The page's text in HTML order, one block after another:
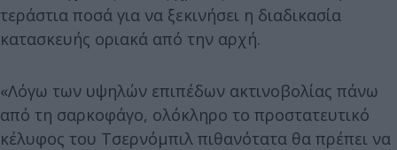
τεράστια ποσά για να ξεκινήσει η διαδικασία
κατασκευής οριακά από την αρχή.
«Λόγω των υψηλών επιπέδων ακτινοβολίας πάνω
από τη σαρκοφάγο, ολόκληρο το προστατευτικό
κέλυφος του Τσερνόμπιλ πιθανότατα θα πρέπει να